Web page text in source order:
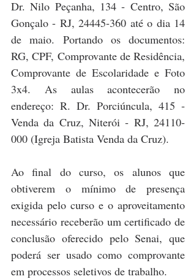
Dr. Nilo Peçanha, 134 - Centro, São
Gonçalo - RJ, 24445-360 até o dia 14
de maio. Portando os documentos:
RG, CPF, Comprovante de Residência,
Comprovante de Escolaridade e Foto
3x4. As aulas acontecerão no
endereço: R. Dr. Porciúncula, 415 -
Venda da Cruz, Niterói - RJ, 24110-
000 (Igreja Batista Venda da Cruz).
Ao final do curso, os alunos que
obtiverem o mínimo de presença
exigida pelo curso e o aproveitamento
necessário receberão um certificado de
conclusão oferecido pelo Senai, que
poderá ser usado como comprovante
em processos seletivos de trabalho.